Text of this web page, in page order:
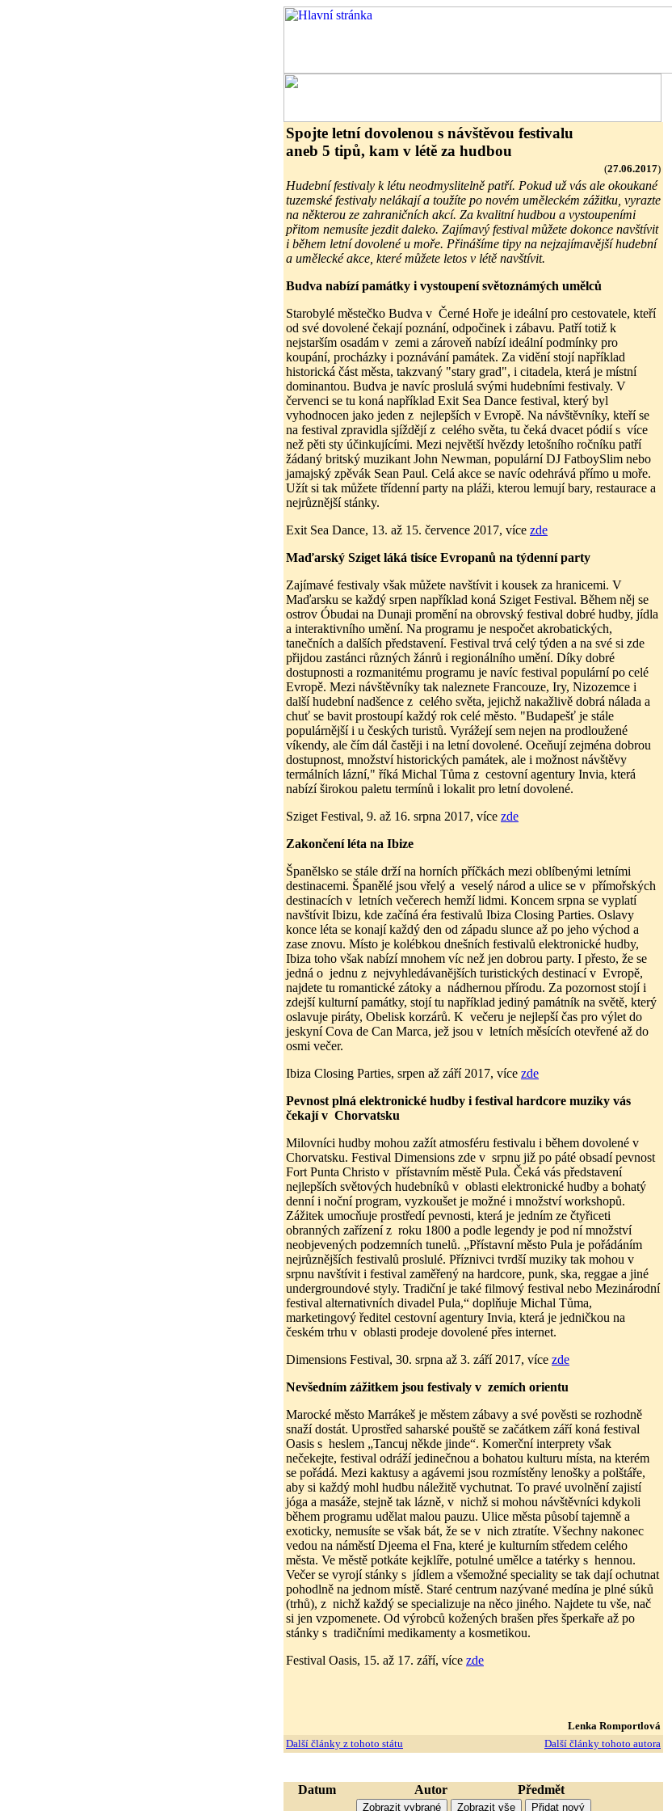
Spojte letní dovolenou s návštěvou festivalu
aneb 5 tipů, kam v létě za hudbou
(27.06.2017)
Hudební festivaly k létu neodmyslitelně patří. Pokud už vás ale okoukané
tuzemské festivaly nelákají a toužíte po novém uměleckém zážitku, vyrazte
na některou ze zahraničních akcí. Za kvalitní hudbou a vystoupeními
přitom nemusíte jezdit daleko. Zajímavý festival můžete dokonce navštívit
i během letní dovolené u moře. Přinášíme tipy na nejzajímavější hudební
a umělecké akce, které můžete letos v létě navštívit.
Budva nabízí památky i vystoupení světoznámých umělců
Starobylé městečko Budva v Černé Hoře je ideální pro cestovatele, kteří
od své dovolené čekají poznání, odpočinek i zábavu. Patří totiž k
nejstarším osadám v zemi a zároveň nabízí ideální podmínky pro
koupání, procházky i poznávání památek. Za vidění stojí například
historická část města, takzvaný "stary grad", i citadela, která je místní
dominantou. Budva je navíc proslulá svými hudebními festivaly. V
červenci se tu koná například Exit Sea Dance festival, který byl
vyhodnocen jako jeden z nejlepších v Evropě. Na návštěvníky, kteří se
na festival zpravidla sjíždějí z celého světa, tu čeká dvacet pódií s více
než pěti sty účinkujícími. Mezi největší hvězdy letošního ročníku patří
žádaný britský muzikant John Newman, populární DJ FatboySlim nebo
jamajský zpěvák Sean Paul. Celá akce se navíc odehrává přímo u moře.
Užít si tak můžete třídenní party na pláži, kterou lemují bary, restaurace a
nejrůznější stánky.
Exit Sea Dance, 13. až 15. července 2017, více zde
Maďarský Sziget láká tisíce Evropanů na týdenní party
Zajímavé festivaly však můžete navštívit i kousek za hranicemi. V
Maďarsku se každý srpen například koná Sziget Festival. Během něj se
ostrov Óbudai na Dunaji promění na obrovský festival dobré hudby, jídla
a interaktivního umění. Na programu je nespočet akrobatických,
tanečních a dalších představení. Festival trvá celý týden a na své si zde
přijdou zastánci různých žánrů i regionálního umění. Díky dobré
dostupnosti a rozmanitému programu je navíc festival populární po celé
Evropě. Mezi návštěvníky tak naleznete Francouze, Iry, Nizozemce i
další hudební nadšence z celého světa, jejichž nakažlivě dobrá nálada a
chuť se bavit prostoupí každý rok celé město. "Budapešť je stále
populárnější i u českých turistů. Vyrážejí sem nejen na prodloužené
víkendy, ale čím dál častěji i na letní dovolené. Oceňují zejména dobrou
dostupnost, množství historických památek, ale i možnost návštěvy
termálních lázní," říká Michal Tůma z cestovní agentury Invia, která
nabízí širokou paletu termínů i lokalit pro letní dovolené.
Sziget Festival, 9. až 16. srpna 2017, více zde
Zakončení léta na Ibize
Španělsko se stále drží na horních příčkách mezi oblíbenými letními
destinacemi. Španělé jsou vřelý a veselý národ a ulice se v přímořských
destinacích v letních večerech hemží lidmi. Koncem srpna se vyplatí
navštívit Ibizu, kde začíná éra festivalů Ibiza Closing Parties. Oslavy
konce léta se konají každý den od západu slunce až po jeho východ a
zase znovu. Místo je kolébkou dnešních festivalů elektronické hudby,
Ibiza toho však nabízí mnohem víc než jen dobrou party. I přesto, že se
jedná o jednu z nejvyhledávanějších turistických destinací v Evropě,
najdete tu romantické zátoky a nádhernou přírodu. Za pozornost stojí i
zdejší kulturní památky, stojí tu například jediný památník na světě, který
oslavuje piráty, Obelisk korzárů. K večeru je nejlepší čas pro výlet do
jeskyní Cova de Can Marca, jež jsou v letních měsících otevřené až do
osmi večer.
Ibiza Closing Parties, srpen až září 2017, více zde
Pevnost plná elektronické hudby i festival hardcore muziky vás
čekají v Chorvatsku
Milovníci hudby mohou zažít atmosféru festivalu i během dovolené v
Chorvatsku. Festival Dimensions zde v srpnu již po páté obsadí pevnost
Fort Punta Christo v přístavním městě Pula. Čeká vás představení
nejlepších světových hudebníků v oblasti elektronické hudby a bohatý
denní i noční program, vyzkoušet je možné i množství workshopů.
Zážitek umocňuje prostředí pevnosti, která je jedním ze čtyřiceti
obranných zařízení z roku 1800 a podle legendy je pod ní množství
neobjevených podzemních tunelů. „Přístavní město Pula je pořádáním
nejrůznějších festivalů proslulé. Příznivci tvrdší muziky tak mohou v
srpnu navštívit i festival zaměřený na hardcore, punk, ska, reggae a jiné
undergroundové styly. Tradiční je také filmový festival nebo Mezinárodní
festival alternativních divadel Pula,“ doplňuje Michal Tůma,
marketingový ředitel cestovní agentury Invia, která je jedničkou na
českém trhu v oblasti prodeje dovolené přes internet.
Dimensions Festival, 30. srpna až 3. září 2017, více zde
Nevšedním zážitkem jsou festivaly v zemích orientu
Marocké město Marrákeš je městem zábavy a své pověsti se rozhodně
snaží dostát. Uprostřed saharské pouště se začátkem září koná festival
Oasis s heslem „Tancuj někde jinde“. Komerční interprety však
nečekejte, festival odráží jedinečnou a bohatou kulturu místa, na kterém
se pořádá. Mezi kaktusy a agávemi jsou rozmístěny lenošky a polštáře,
aby si každý mohl hudbu náležitě vychutnat. To pravé uvolnění zajistí
jóga a masáže, stejně tak lázně, v nichž si mohou návštěvníci kdykoli
během programu udělat malou pauzu. Ulice města působí tajemně a
exoticky, nemusíte se však bát, že se v nich ztratíte. Všechny nakonec
vedou na náměstí Djeema el Fna, které je kulturním středem celého
města. Ve městě potkáte kejklíře, potulné umělce a tatérky s hennou.
Večer se vyrojí stánky s jídlem a všemožné speciality se tak dají ochutnat
pohodlně na jednom místě. Staré centrum nazývané medína je plné súků
(trhů), z nichž každý se specializuje na něco jiného. Najdete tu vše, nač
si jen vzpomenete. Od výrobců kožených brašen přes šperkaře až po
stánky s tradičními medikamenty a kosmetikou.
Festival Oasis, 15. až 17. září, více zde
Lenka Romportlová
Další články z tohoto státu
Další články tohoto autora
Datum Autor Předmět